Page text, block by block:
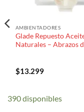
AMBIENTADORES
Glade Repuesto
Naturales – Abrazos
$13.299
390 disponibles